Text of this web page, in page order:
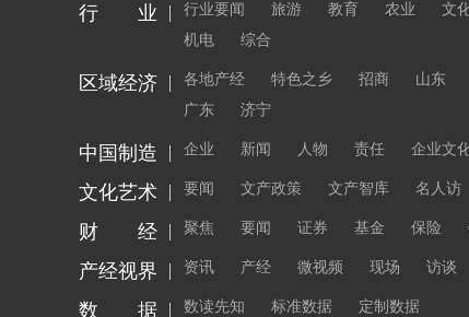
行 业 行业要闻 旅游 教育 农业 文
机电
综合
区域经济 各地产经 特色之乡 招商 山东
广东
济宁
中国制造 企业 新闻 人物 责任 企业文
文化艺术 要闻 文产政策 文产智库 名人访
财 经 聚焦 要闻 证券 基金 保险
产经视界 资讯 产经 微视频 现场 访谈
数 据 数读先知 标准数据 定制数据